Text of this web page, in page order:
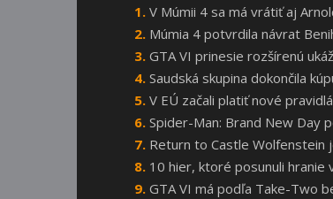
V Múmii 4 sa má vrátiť aj
Múmia 4 potvrdila návrat
GTA VI prinesie rozšírenú
Saudská skupina dokončila
V EÚ začali platiť nové
Spider-Man: Brand New Day
Return to Castle Wolfenstein
10 hier, ktoré posunuli hranie
GTA VI má podľa Take-Two